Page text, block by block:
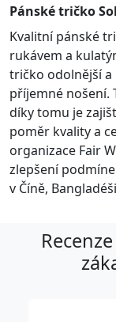
Pánské tričko
Kvalitní pánské
rukávem a
tričko odolnější a
příjemné nošení.
díky tomu je
poměr kvality a
organizace Fair
zlepšení
v Číně,